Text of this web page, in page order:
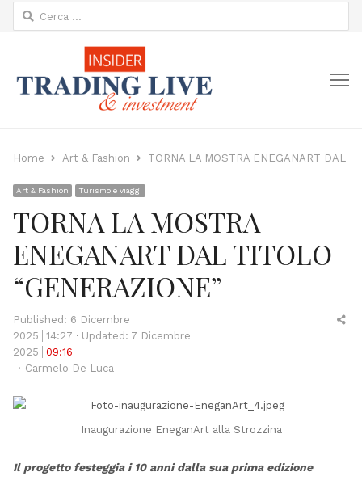
Ricerca
per:
Home Art & Fashion TORNA LA MOSTRA ENEGANART DAL
Art & Fashion Turismo e viaggi
TORNA LA MOSTRA
ENEGANART DAL TITOLO
“GENERAZIONE”
Published: 6 Dicembre
2025
14:27
Updated: 7 Dicembre
2025
09:16
Author
Carmelo De Luca
Inaugurazione EneganArt alla Strozzina
Il progetto festeggia i 10 anni dalla sua prima edizione